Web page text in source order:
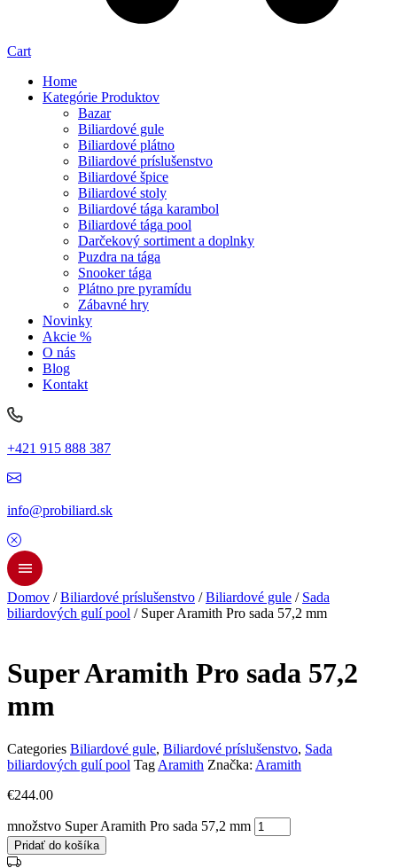
Cart
Home
Kategórie Produktov
Bazar
Biliardové gule
Biliardové plátno
Biliardové príslušenstvo
Biliardové špice
Biliardové stoly
Biliardové tága karambol
Biliardové tága pool
Darčekový sortiment a doplnky
Puzdra na tága
Snooker tága
Plátno pre pyramídu
Zábavné hry
Novinky
Akcie %
O nás
Blog
Kontakt
+421 915 888 387
info@probiliard.sk
Domov /Biliardové príslušenstvo /Biliardové gule / Sada
biliardových gulí pool / Super Aramith Pro sada 57,2 mm
Super Aramith Pro sada 57,2
mm
Categories Biliardové gule, Biliardové príslušenstvo, Sada
biliardových gulí pool Tag Aramith Značka: Aramith
€244.00
množstvo Super Aramith Pro sada 57,2 mm
Pridať do košíka